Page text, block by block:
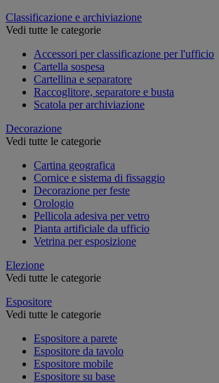
Classificazione e archiviazione
Vedi tutte le categorie
Accessori per classificazione per l'ufficio
Cartella sospesa
Cartellina e separatore
Raccoglitore, separatore e busta
Scatola per archiviazione
Decorazione
Vedi tutte le categorie
Cartina geografica
Cornice e sistema di fissaggio
Decorazione per feste
Orologio
Pellicola adesiva per vetro
Pianta artificiale da ufficio
Vetrina per esposizione
Elezione
Vedi tutte le categorie
Espositore
Vedi tutte le categorie
Espositore a parete
Espositore da tavolo
Espositore mobile
Espositore su base